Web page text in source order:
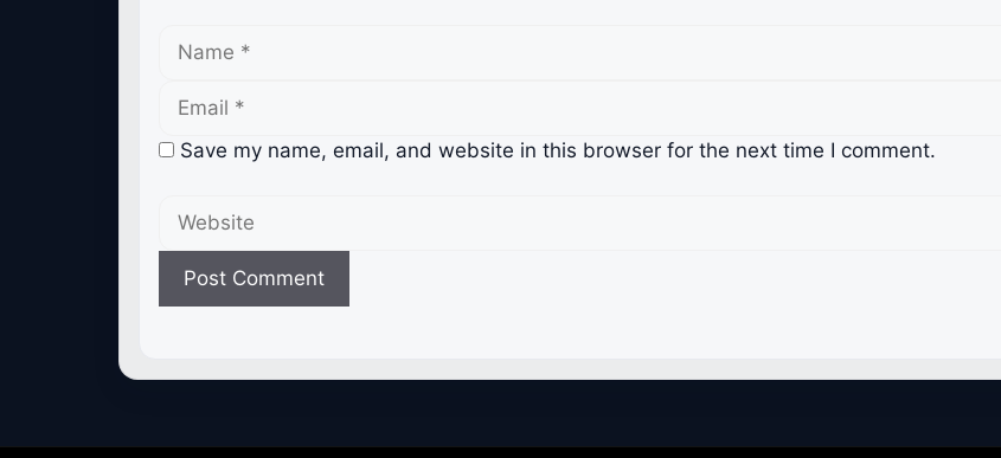
Save my name, email, and website in this browser for the next time I comment.
Website